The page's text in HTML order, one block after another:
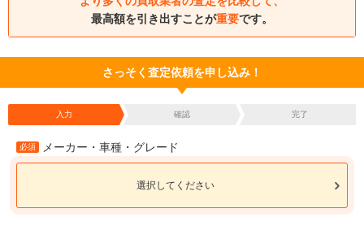
最高額を引き出すことが重要です。
さっそく査定依頼を申し込み！
入力 確認 完了
必須 メーカー・車種・グレード
選択してください